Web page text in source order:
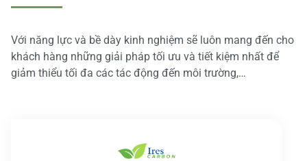
Với năng lực và bề dày kinh nghiệm sẽ luôn mang đến cho
khách hàng những giải pháp tối ưu và tiết kiệm nhất để
giảm thiểu tối đa các tác động đến môi trường,…